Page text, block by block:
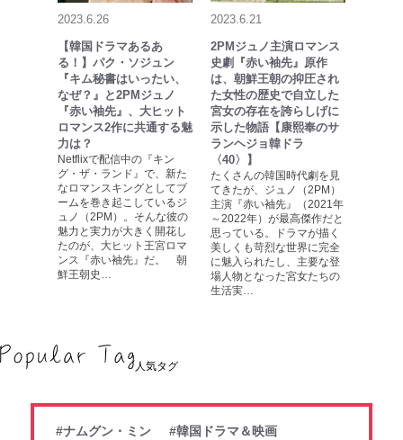
2023.6.26
【韓国ドラマあるあ
る！】パク・ソジュン
『キム秘書はいったい、
なぜ？』と2PMジュノ
『赤い袖先』、大ヒット
ロマンス2作に共通する魅
力は？
Netflixで配信中の『キン
グ・ザ・ランド』で、新た
なロマンスキングとしてブ
ームを巻き起こしているジ
ュノ（2PM）。そんな彼の
魅力と実力が大きく開花し
たのが、大ヒット王宮ロマ
ンス『赤い袖先』だ。 朝
鮮王朝史…
2023.6.21
2PMジュノ主演ロマンス
史劇『赤い袖先』原作
は、朝鮮王朝の抑圧され
た女性の歴史で自立した
宮女の存在を誇らしげに
示した物語【康熙奉のサ
ランヘジョ韓ドラ
〈40〉】
たくさんの韓国時代劇を見
てきたが、ジュノ（2PM）
主演『赤い袖先』（2021年
～2022年）が最高傑作だと
思っている。ドラマが描く
美しくも苛烈な世界に完全
に魅入られたし、主要な登
場人物となった宮女たちの
生活実…
人気タグ
#ナムグン・ミン
#韓国ドラマ＆映画